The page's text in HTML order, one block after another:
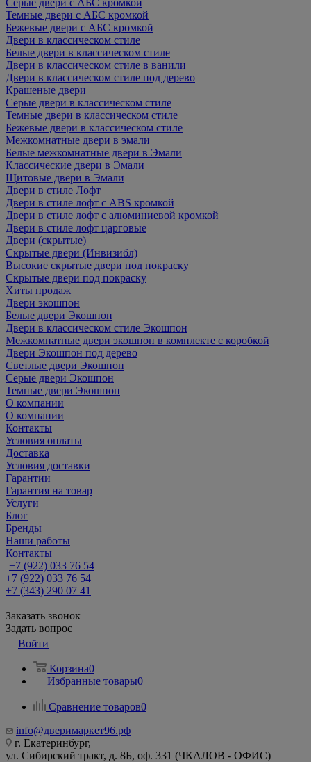
Серые двери с АБС кромкой
Темные двери с АБС кромкой
Бежевые двери с АБС кромкой
Двери в классическом стиле
Белые двери в классическом стиле
Двери в классическом стиле в ванили
Двери в классическом стиле под дерево
Крашеные двери
Серые двери в классическом стиле
Темные двери в классическом стиле
Бежевые двери в классическом стиле
Межкомнатные двери в эмали
Белые межкомнатные двери в Эмали
Классические двери в Эмали
Щитовые двери в Эмали
Двери в стиле Лофт
Двери в стиле лофт с ABS кромкой
Двери в стиле лофт с алюминиевой кромкой
Двери в стиле лофт царговые
Двери (скрытые)
Скрытые двери (Инвизибл)
Высокие скрытые двери под покраску
Скрытые двери под покраску
Хиты продаж
Двери экошпон
Белые двери Экошпон
Двери в классическом стиле Экошпон
Межкомнатные двери экошпон в комплекте с коробкой
Двери Экошпон под дерево
Светлые двери Экошпон
Серые двери Экошпон
Темные двери Экошпон
О компании
О компании
Контакты
Условия оплаты
Доставка
Условия доставки
Гарантии
Гарантия на товар
Услуги
Блог
Бренды
Наши работы
Контакты
+7 (922) 033 76 54
+7 (922) 033 76 54
+7 (343) 290 07 41
Заказать звонок
Задать вопрос
Войти
Корзина0
Избранные товары0
Сравнение товаров0
info@дверимаркет96.рф
г. Екатеринбург,
ул. Сибирский тракт, д. 8Б, оф. 331 (ЧКАЛОВ - ОФИС)